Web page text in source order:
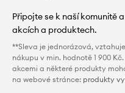
Připojte se k naší komunitě
akcích a produktech.
**Sleva je jednorázová,
nákupu v min. hodnotě 1 900
akcemi a některé produkty
na webové stránce: produkty